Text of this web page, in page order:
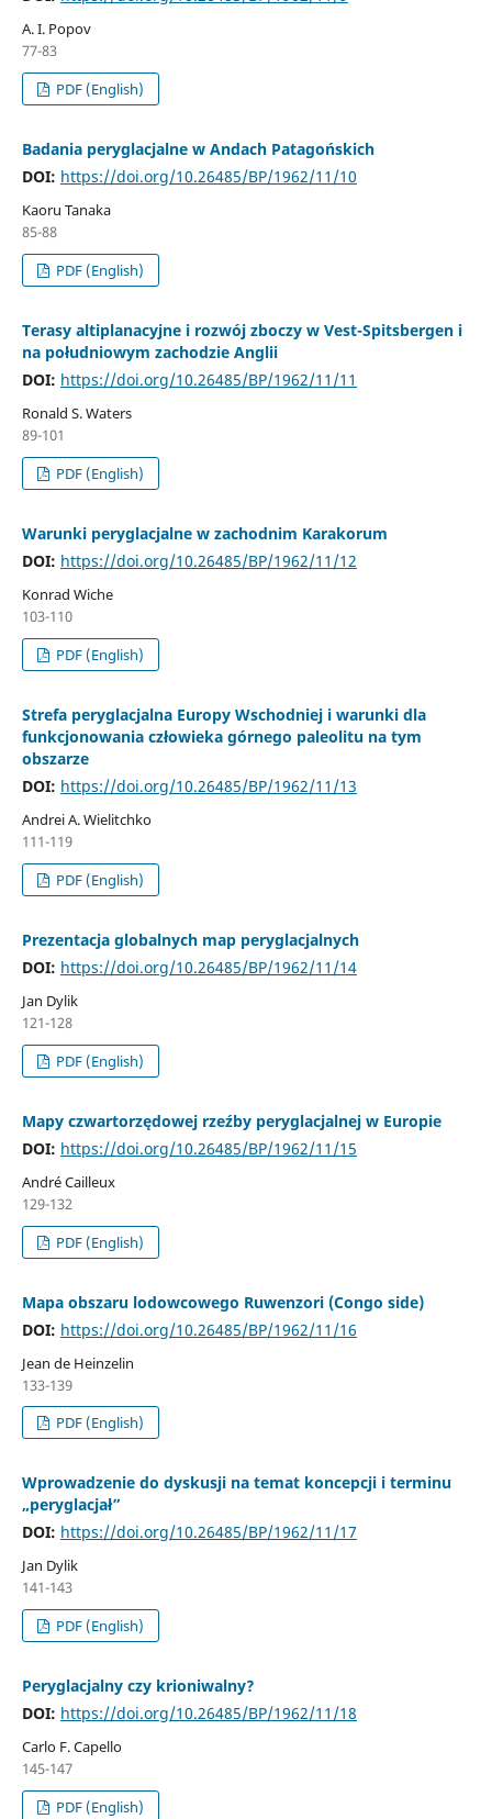
A. I. Popov
77-83
PDF (English)
Badania peryglacjalne w Andach Patagońskich
DOI: https://doi.org/10.26485/BP/1962/11/10
Kaoru Tanaka
85-88
PDF (English)
Terasy altiplanacyjne i rozwój zboczy w Vest-Spitsbergen i
na południowym zachodzie Anglii
DOI: https://doi.org/10.26485/BP/1962/11/11
Ronald S. Waters
89-101
PDF (English)
Warunki peryglacjalne w zachodnim Karakorum
DOI: https://doi.org/10.26485/BP/1962/11/12
Konrad Wiche
103-110
PDF (English)
Strefa peryglacjalna Europy Wschodniej i warunki dla
funkcjonowania człowieka górnego paleolitu na tym
obszarze
DOI: https://doi.org/10.26485/BP/1962/11/13
Andrei A. Wielitchko
111-119
PDF (English)
Prezentacja globalnych map peryglacjalnych
DOI: https://doi.org/10.26485/BP/1962/11/14
Jan Dylik
121-128
PDF (English)
Mapy czwartorzędowej rzeźby peryglacjalnej w Europie
DOI: https://doi.org/10.26485/BP/1962/11/15
André Cailleux
129-132
PDF (English)
Mapa obszaru lodowcowego Ruwenzori (Congo side)
DOI: https://doi.org/10.26485/BP/1962/11/16
Jean de Heinzelin
133-139
PDF (English)
Wprowadzenie do dyskusji na temat koncepcji i terminu
„peryglacjał”
DOI: https://doi.org/10.26485/BP/1962/11/17
Jan Dylik
141-143
PDF (English)
Peryglacjalny czy krioniwalny?
DOI: https://doi.org/10.26485/BP/1962/11/18
Carlo F. Capello
145-147
PDF (English)